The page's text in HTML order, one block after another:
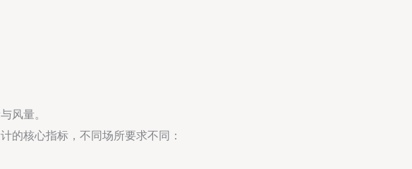
风量。
的核心指标，不同场所要求不同：